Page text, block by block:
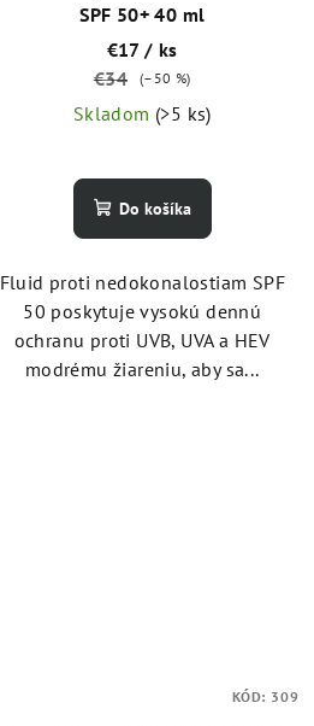
SPF 50+ 40 ml
€17/ ks
€34
(–50 %)
Skladom (>5 ks)
Do košíka
Fluid proti nedokonalostiam SPF
50 poskytuje vysokú dennú
ochranu proti UVB, UVA a HEV
modrému žiareniu, aby sa...
KÓD: 309